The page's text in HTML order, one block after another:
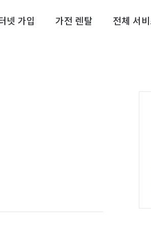
넷 가입 가전 렌탈 전체 서